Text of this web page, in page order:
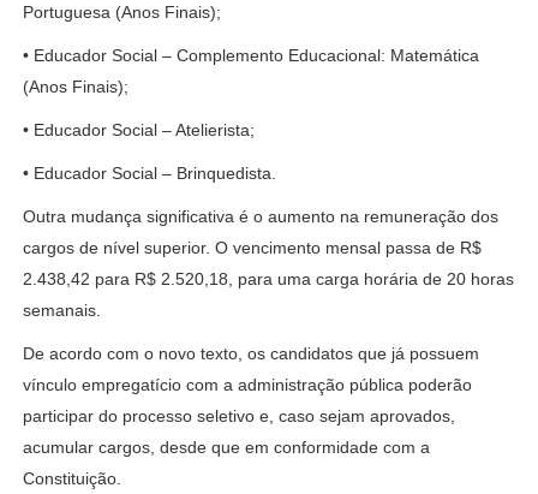
Portuguesa (Anos Finais);
• Educador Social – Complemento Educacional: Matemática
(Anos Finais);
• Educador Social – Atelierista;
• Educador Social – Brinquedista.
Outra mudança significativa é o aumento na remuneração dos
cargos de nível superior. O vencimento mensal passa de R$
2.438,42 para R$ 2.520,18, para uma carga horária de 20 horas
semanais.
De acordo com o novo texto, os candidatos que já possuem
vínculo empregatício com a administração pública poderão
participar do processo seletivo e, caso sejam aprovados,
acumular cargos, desde que em conformidade com a
Constituição.